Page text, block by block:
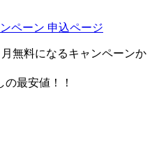
ペーン 申込ページ
無料になるキャンペーンか
最安値！！